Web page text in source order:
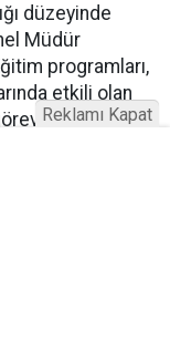
düzeyinde
Müdür
programları,
etkili olan
Reklamı Kapat